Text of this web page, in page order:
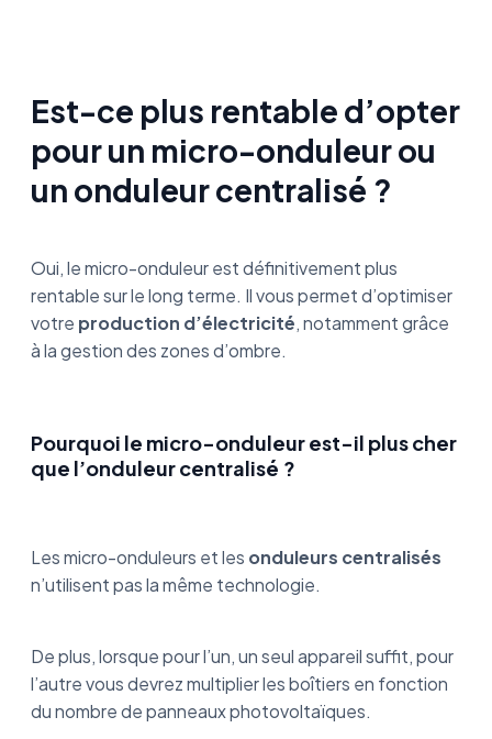
Est-ce plus rentable d’opter
pour un micro-onduleur ou
un onduleur centralisé ?
Oui, le micro-onduleur est définitivement plus
rentable sur le long terme. Il vous permet d’optimiser
votre production d’électricité, notamment grâce
à la gestion des zones d’ombre.
Pourquoi le micro-onduleur est-il plus cher
que l’onduleur centralisé ?
Les micro-onduleurs et les onduleurs centralisés
n’utilisent pas la même technologie.
De plus, lorsque pour l’un, un seul appareil suffit, pour
l’autre vous devrez multiplier les boîtiers en fonction
du nombre de panneaux photovoltaïques.